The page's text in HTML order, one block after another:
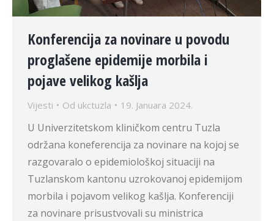
Konferencija za novinare u povodu
proglašene epidemije morbila i
pojave velikog kašlja
Vijesti Od ukctuzla 19. Januara 2024.
U Univerzitetskom kliničkom centru Tuzla
održana koneferencija za novinare na kojoj se
razgovaralo o epidemiološkoj situaciji na
Tuzlanskom kantonu uzrokovanoj epidemijom
morbila i pojavom velikog kašlja. Konferenciji
za novinare prisustvovali su ministrica